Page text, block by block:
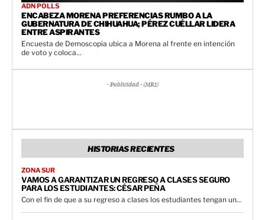
ADN POLLS
ENCABEZA MORENA PREFERENCIAS RUMBO A LA
GUBERNATURA DE CHIHUAHUA; PÉREZ CUÉLLAR LIDERA
ENTRE ASPIRANTES
Encuesta de Demoscopia ubica a Morena al frente en intención
de voto y coloca...
- Publicidad - (MR1)
HISTORIAS RECIENTES
ZONA SUR
VAMOS A GARANTIZAR UN REGRESO A CLASES SEGURO
PARA LOS ESTUDIANTES: CÉSAR PEÑA
Con el fin de que a su regreso a clases los estudiantes tengan un...